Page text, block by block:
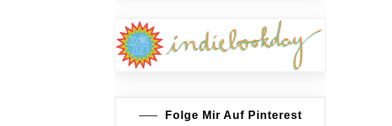
Folge Mir Auf Pinterest